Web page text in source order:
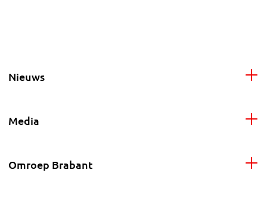
Nieuws
Media
Omroep Brabant